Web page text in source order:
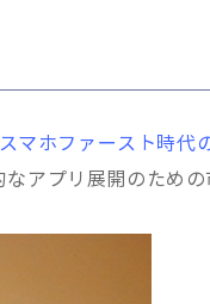
スマホファースト時代
アプリ展開のための